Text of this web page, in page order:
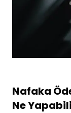
Nafaka
Ne